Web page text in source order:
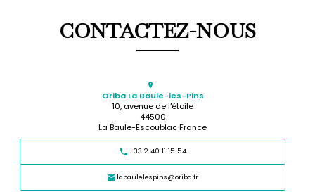
CONTACTEZ-NOUS
Oriba La Baule-les-Pins
10, avenue de l'étoile
44500
La Baule-Escoublac France
+33 2 40 11 15 54
labaulelespins@oriba.fr